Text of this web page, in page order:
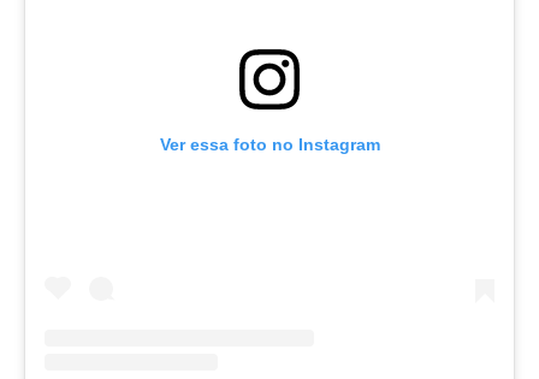
Ver essa foto no Instagram